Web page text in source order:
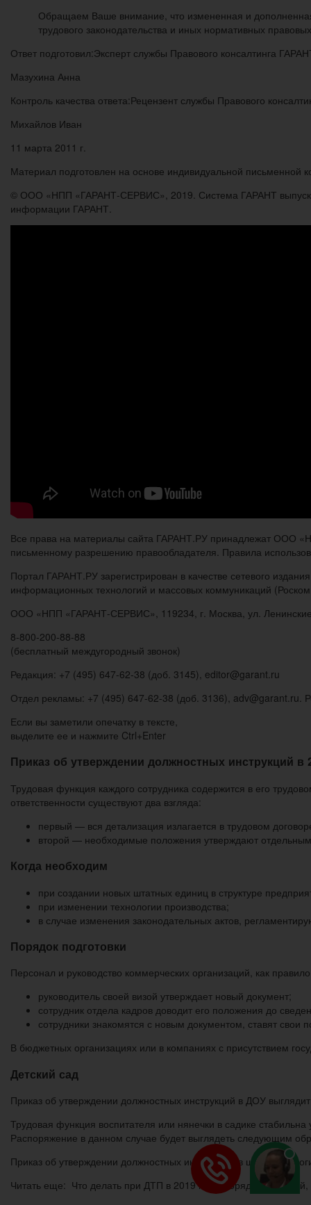
Обращаем Ваше внимание, что измененная и
трудового законодательства и иных нормативных
Ответ подготовил:Эксперт службы Правового консалтинга
Мазухина Анна
Контроль качества ответа:Рецензент службы Правового
Михайлов Иван
11 марта 2011 г.
Материал подготовлен на основе индивидуальной письменной
© ООО «НПП «ГАРАНТ-СЕРВИС», 2019. Система ГАРАНТ
информации ГАРАНТ.
Все права на материалы сайта ГАРАНТ.РУ принадлежат ООО
письменному разрешению правообладателя. Правила
Портал ГАРАНТ.РУ зарегистрирован в качестве сетевого
информационных технологий и массовых коммуникаций
ООО «НПП «ГАРАНТ-СЕРВИС», 119234, г. Москва, ул.
8-800-200-88-88
(бесплатный междугородный звонок)
Редакция: +7 (495) 647-62-38 (доб. 3145), editor@garant.ru
Отдел рекламы: +7 (495) 647-62-38 (доб. 3136), adv@garant.ru.
Если вы заметили опечатку в тексте,
выделите ее и нажмите Ctrl+Enter
Приказ об утверждении должностных инструкций в
Трудовая функция каждого сотрудника содержится в его
ответственности существуют два взгляда:
первый — вся детализация излагается в трудовом
второй — необходимые положения утверждают
Когда необходим
при создании новых штатных единиц в структуре
при изменении технологии производства;
в случае изменения законодательных актов,
Порядок подготовки
Персонал и руководство коммерческих организаций, как
руководитель своей визой утверждает новый документ;
сотрудник отдела кадров доводит его положения до
сотрудники знакомятся с новым документом, ставят
В бюджетных организациях или в компаниях с присутствием
Детский сад
Приказ об утверждении должностных инструкций в ДОУ
Трудовая функция воспитателя или нянечки в садике
Распоряжение в данном случае будет выглядеть следующим
Приказ об утверждении должностных инструкций в школе
Читать еще: Что делать при ДТП в 2019 году: порядок действий,